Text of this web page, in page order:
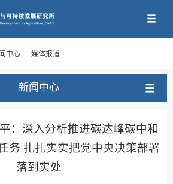
中心 媒体报道
新闻中心
：深入分析推进碳达峰碳中和
务 扎扎实实把党中央决策部署
落到实处